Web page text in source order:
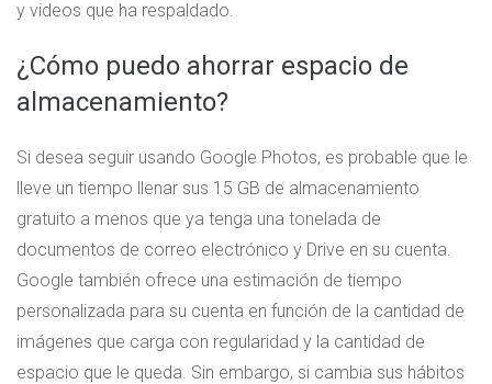
y videos que ha respaldado.
¿Cómo puedo ahorrar espacio de
almacenamiento?
Si desea seguir usando Google Photos, es probable que le
lleve un tiempo llenar sus 15 GB de almacenamiento
gratuito a menos que ya tenga una tonelada de
documentos de correo electrónico y Drive en su cuenta.
Google también ofrece una estimación de tiempo
personalizada para su cuenta en función de la cantidad de
imágenes que carga con regularidad y la cantidad de
espacio que le queda. Sin embargo, si cambia sus hábitos